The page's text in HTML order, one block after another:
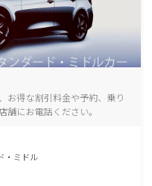
お得な割引料金や予約、乗り
にお電話ください。
・ミドル